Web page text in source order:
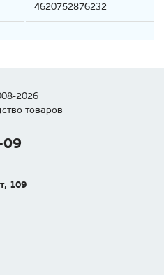
4620752876232
2026
товаров
109